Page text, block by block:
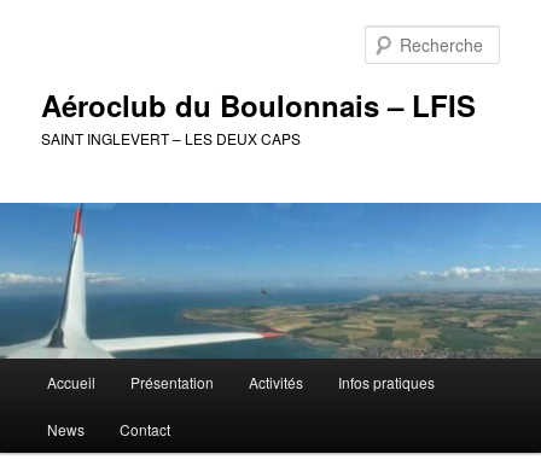
Aéroclub du Boulonnais – LFIS
SAINT INGLEVERT – LES DEUX CAPS
principal
Accueil Présentation Activités Infos pratiques
News Contact